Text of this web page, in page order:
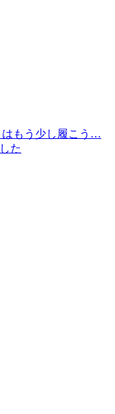
はもう少し履こう…
た